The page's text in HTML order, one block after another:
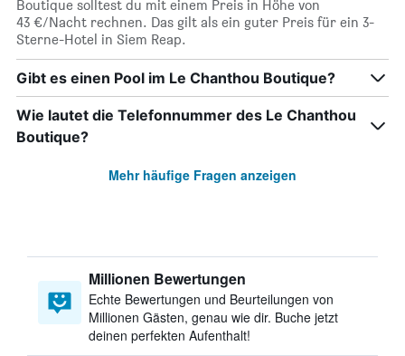
Boutique solltest du mit einem Preis in Höhe von
43 €/Nacht rechnen. Das gilt als ein guter Preis für ein 3-
Sterne-Hotel in Siem Reap.
Gibt es einen Pool im Le Chanthou Boutique?
Wie lautet die Telefonnummer des Le Chanthou
Boutique?
Mehr häufige Fragen anzeigen
Millionen Bewertungen
Echte Bewertungen und Beurteilungen von
Millionen Gästen, genau wie dir. Buche jetzt
deinen perfekten Aufenthalt!